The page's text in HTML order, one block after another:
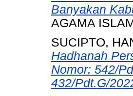
Banyakan
AGAMA
SUCIPTO,
Hadhanah
Nomor: 542/
432/Pdt.G/